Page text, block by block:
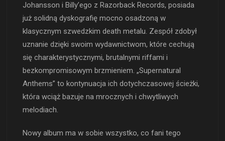
Johansson i Billy’ego z Razorback Records, posiada
już solidną dyskografię mocno osadzoną w
klasycznym szwedzkim death metalu. Zespół zdobył
uznanie dzięki swoim wydawnictwom, które cechują
się charakterystycznymi, brutalnymi riffami i
bezkompromisowym brzmieniem. „Supernatural
Anthems” to kontynuacja ich dotychczasowej ścieżki,
która wciąż bazuje na mrocznych i chwytliwych
melodiach.
Nowy album ma w sobie wszystko, co fani tego